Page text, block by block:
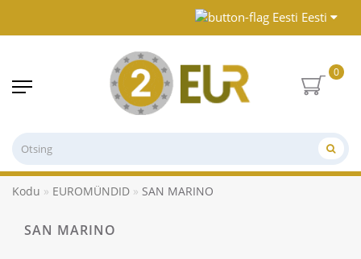
Eesti
0
Kodu EUROMÜNDID SAN MARINO
SAN MARINO